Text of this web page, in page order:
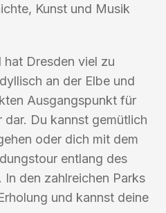
Kunst und Musik
Dresden viel zu
an der Elbe und
Ausgangspunkt für
Du kannst gemütlich
oder dich mit dem
entlang des
den zahlreichen Parks
und kannst deine